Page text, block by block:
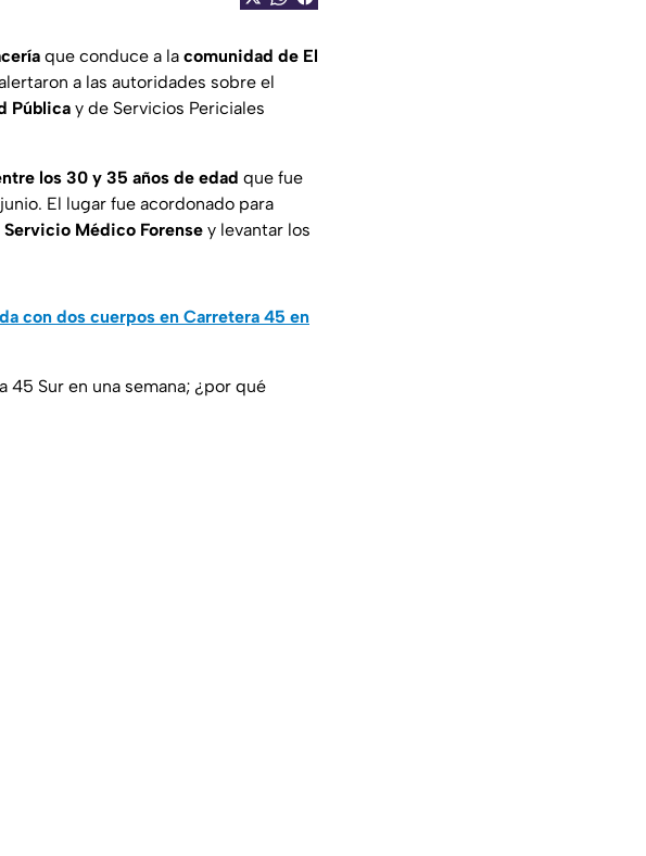
que conduce a la comunidad de El
a las autoridades sobre el
Pública y de Servicios Periciales
los 30 y 35 años de edad que fue
El lugar fue acordonado para
Servicio Médico Forense y levantar los
con dos cuerpos en Carretera 45 en
Sur en una semana; ¿por qué